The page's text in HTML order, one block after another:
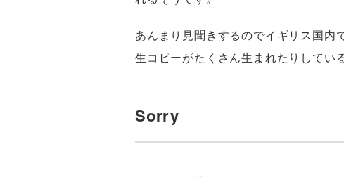
あんまり見聞きするのでイギリス国内
生コピーがたくさん生まれたりしてい
Sorry